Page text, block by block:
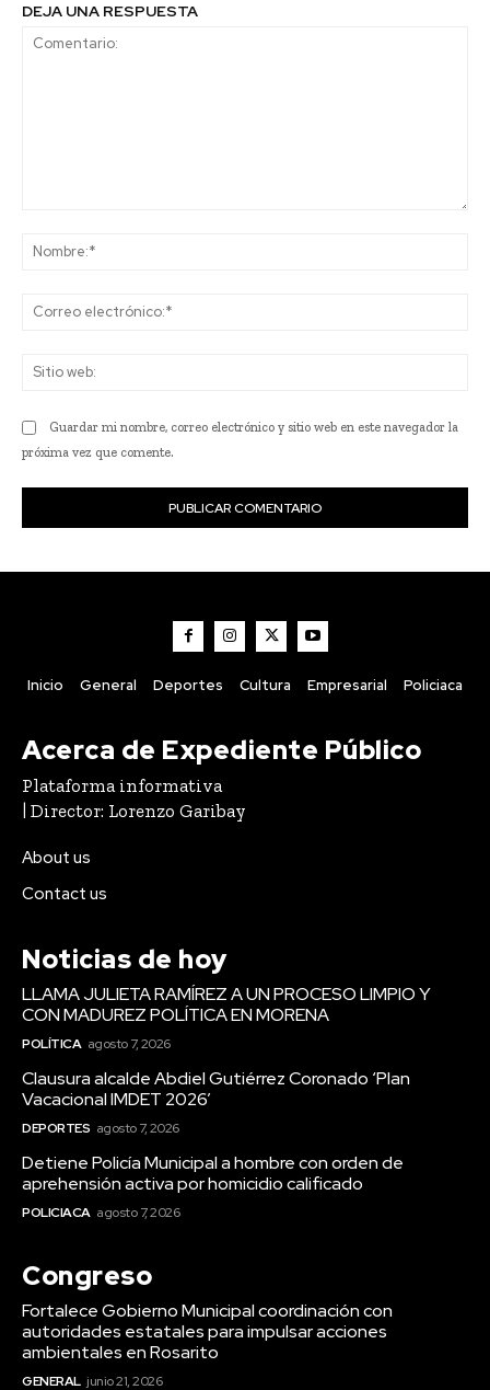
DEJA UNA RESPUESTA
Guardar mi nombre, correo electrónico y sitio web en este navegador la
próxima vez que comente.
Inicio General Deportes Cultura Empresarial Policiaca
Acerca de Expediente Público
Plataforma informativa
| Director: Lorenzo Garibay
About us
Contact us
Noticias de hoy
LLAMA JULIETA RAMÍREZ A UN PROCESO LIMPIO Y
CON MADUREZ POLÍTICA EN MORENA
POLÍTICA agosto 7, 2026
Clausura alcalde Abdiel Gutiérrez Coronado ‘Plan
Vacacional IMDET 2026’
DEPORTES agosto 7, 2026
Detiene Policía Municipal a hombre con orden de
aprehensión activa por homicidio calificado
POLICIACA agosto 7, 2026
Congreso
Fortalece Gobierno Municipal coordinación con
autoridades estatales para impulsar acciones
ambientales en Rosarito
GENERAL junio 21, 2026